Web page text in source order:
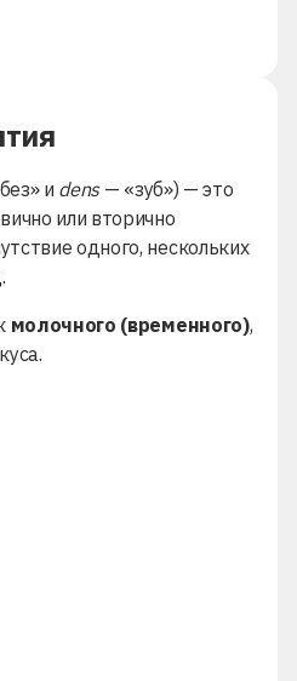
и dens— «зуб») — это
или вторично
одного, нескольких
молочного (временного),